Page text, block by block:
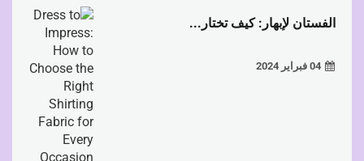
الفستان لإبهار: كيف تختار...
04 فبراير 2024